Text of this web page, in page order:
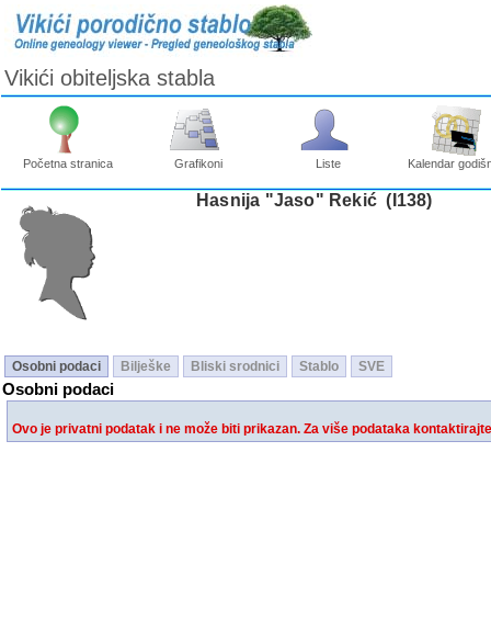
Vikići obiteljska stabla
Početna stranica Grafikoni Liste Kalendar
Hasnija "Jaso" Rekić ‎(I138)‎
Osobni podaci Bilješke Bliski srodnici Stablo SVE
Osobni podaci
Ovo je privatni podatak i ne može biti prikazan. Za više podataka